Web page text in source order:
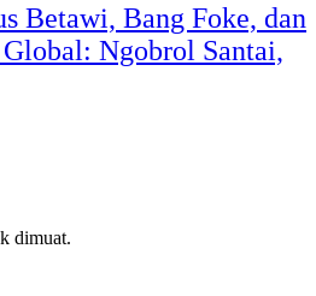
Betawi, Bang Foke, dan
Ngobrol Santai,
dimuat.